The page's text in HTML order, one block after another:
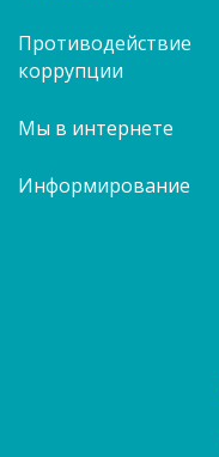
Противодействие
коррупции
Мы в интернете
Информирование